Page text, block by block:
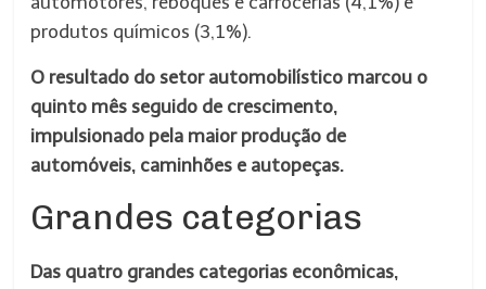
produtos químicos (3,1%).
O resultado do setor automobilístico marcou o
quinto mês seguido de crescimento,
impulsionado pela maior produção de
automóveis, caminhões e autopeças.
Grandes categorias
Das quatro grandes categorias econômicas,